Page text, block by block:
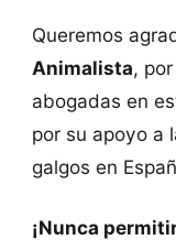
Queremos
Animalista,
abogadas en
por su apoyo a
galgos en
¡Nunca